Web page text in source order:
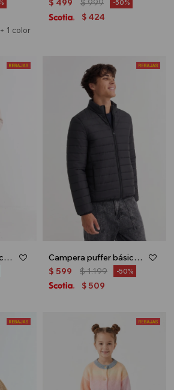
+ 1 color
$ 499 $999 50
$ 424
Sweater cuello polo con cierre - Beige
Campera puffer básica - Negro
$ 599 $1.199 50
$ 509